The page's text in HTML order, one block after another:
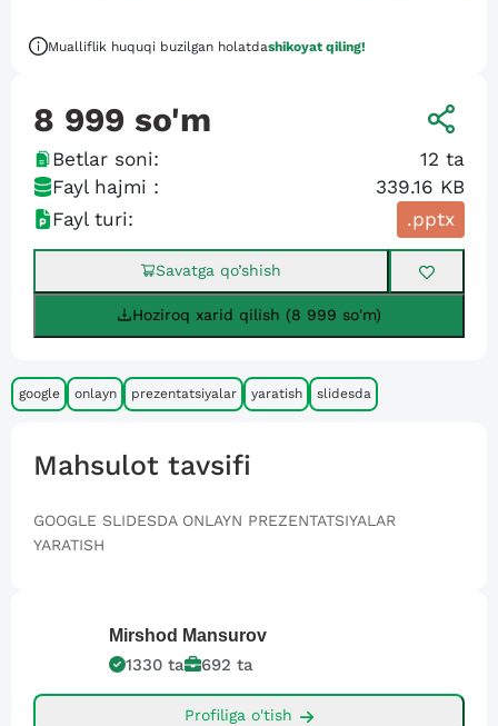
Mualliflik huquqi buzilgan holatdashikoyat qiling!
8 999 so'm
Betlar soni: 12 ta
Fayl hajmi :
339.16 KB
Fayl turi:
.pptx
Savatga qo’shish
Hoziroq xarid qilish (8 999 so'm)
google onlayn prezentatsiyalar yaratish slidesda
Mahsulot tavsifi
GOOGLE SLIDESDA ONLAYN PREZENTATSIYALAR
YARATISH
Mirshod Mansurov
1330 ta 692 ta
Profiliga o'tish